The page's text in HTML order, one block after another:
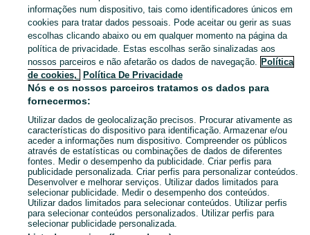
Navegue pelos últimos anúncios de Mulher em Santo António da Charneca no OLX Portugal. Compre e venda produtos locais com facilidade e segurança. Mostrar
Mapa do site
Mapa das freguesias
Mapa de mini-sites
Pesquisas populares
informações num dispositivo, tais como identificadores únicos em
cookies para tratar dados pessoais. Pode aceitar ou gerir as suas
escolhas clicando abaixo ou em qualquer momento na página da
política de privacidade. Estas escolhas serão sinalizadas aos
nossos parceiros e não afetarão os dados de navegação. Política
de cookies,
Política De Privacidade
Nós e os nossos parceiros tratamos os dados para
fornecermos:
Utilizar dados de geolocalização precisos. Procurar ativamente as
características do dispositivo para identificação. Armazenar e/ou
aceder a informações num dispositivo. Compreender os públicos
através de estatísticas ou combinações de dados de diferentes
fontes. Medir o desempenho da publicidade. Criar perfis para
publicidade personalizada. Criar perfis para personalizar conteúdos.
Desenvolver e melhorar serviços. Utilizar dados limitados para
selecionar publicidade. Medir o desempenho dos conteúdos.
Utilizar dados limitados para selecionar conteúdos. Utilizar perfis
para selecionar conteúdos personalizados. Utilizar perfis para
selecionar publicidade personalizada.